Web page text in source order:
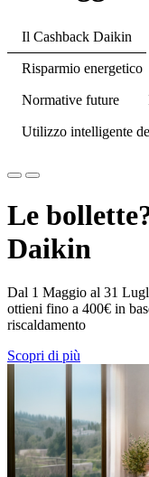
Il Cashback Daikin
Risparmio energetico
Normative future
Utilizzo intelligente
Le
Daikin
Dal 1 Maggio al 31
ottieni fino a 400€ in
riscaldamento
Scopri di più